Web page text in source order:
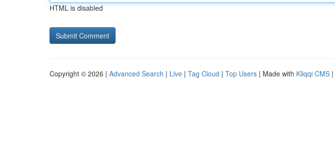
HTML is disabled
Copyright © 2026 | Advanced Search | Live | Tag Cloud | Top Users | Made with Kliqqi CMS |